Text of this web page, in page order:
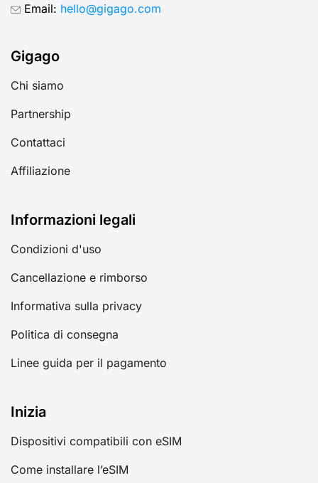
Email: hello@gigago.com
Gigago
Chi siamo
Partnership
Contattaci
Affiliazione
Informazioni legali
Condizioni d'uso
Cancellazione e rimborso
Informativa sulla privacy
Politica di consegna
Linee guida per il pagamento
Inizia
Dispositivi compatibili con eSIM
Come installare l’eSIM